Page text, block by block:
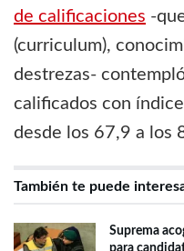
de calificaciones -
(curriculum),
destrezas-
calificados con
desde los 67,9 a los
También te puede
Suprema
para